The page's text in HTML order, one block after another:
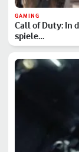
GAMING
Call of Duty: In
spiele…